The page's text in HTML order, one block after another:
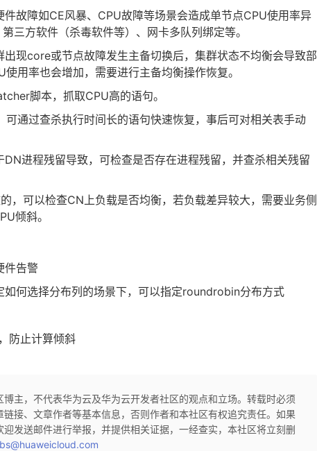
件故障如CE风暴、 CPU故障等场景会造成单节点CPU使用率异
三方软件（杀毒软件等）、网卡多队列绑定等。
出现core或节点故障发生主备切换后，集群状态不均衡会导致部
使用率也会增加，需要进行主备均衡操作恢复。
脚本，抓取CPU高的语句。
可通过查杀执行时间长的语句快速恢复，事后可对相关表手动
DN进程残留导致，可检查是否存在进程残留，并查杀相关残留
，可以检查CN 上负载是否均衡，若负载差异较大，需要业务侧
倾斜。
件告警
如何选择分布列的场景下，可以指定roundrobin分布方式
防止计算倾斜
博主，不代表华为云及华为云开发者社区的观点和立场。转载时必须
接、文章作者等基本信息，否则作者和本社区有权追究责任。如果
发送邮件进行举报，并提供相关证据，一经查实，本社区将立刻删